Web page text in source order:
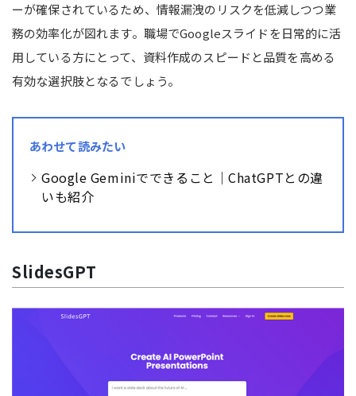
ーが確保されているため、情報漏洩のリスクを低減しつつ業
務の効率化が図れます。職場でGoogleスライドを日常的に活
用している方にとって、資料作成のスピードと品質を高める
有効な選択肢となるでしょう。
あわせて読みたい
Google Geminiでできること｜ChatGPTとの違
いも紹介
SlidesGPT